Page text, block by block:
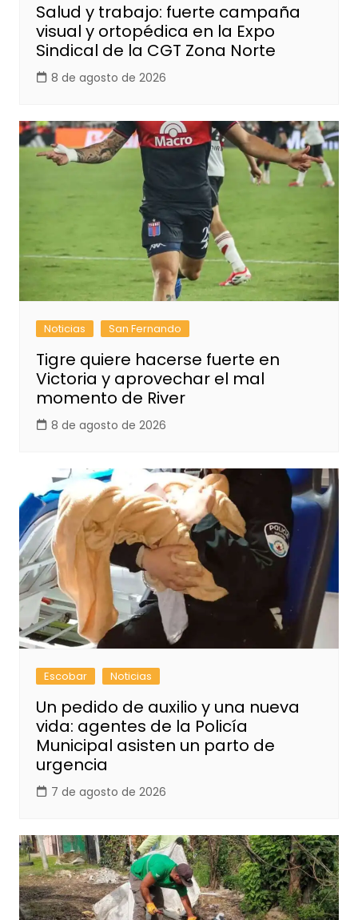
Salud y trabajo: fuerte campaña
visual y ortopédica en la Expo
Sindical de la CGT Zona Norte
8 de agosto de 2026
Noticias San Fernando
Tigre quiere hacerse fuerte en
Victoria y aprovechar el mal
momento de River
8 de agosto de 2026
Escobar Noticias
Un pedido de auxilio y una nueva
vida: agentes de la Policía
Municipal asisten un parto de
urgencia
7 de agosto de 2026